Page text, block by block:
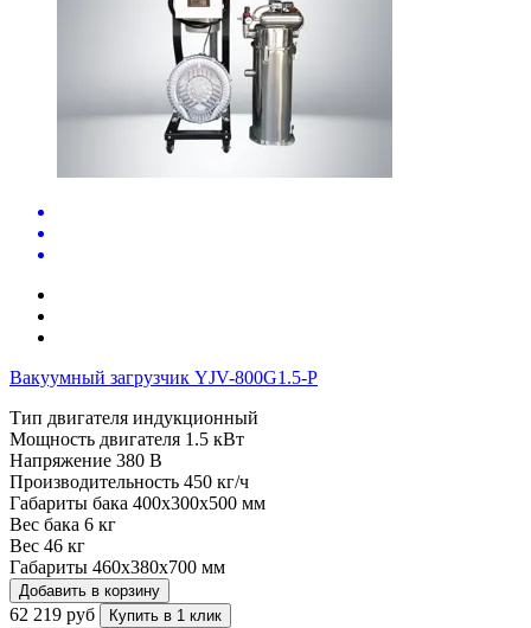
Вакуумный загрузчик YJV-800G1.5-P
Тип двигателя индукционный
Мощность двигателя 1.5 кВт
Напряжение 380 В
Производительность 450 кг/ч
Габариты бака 400x300x500 мм
Вес бака 6 кг
Вес 46 кг
Габариты 460x380x700 мм
Добавить в корзину
62 219 руб
Купить в 1 клик